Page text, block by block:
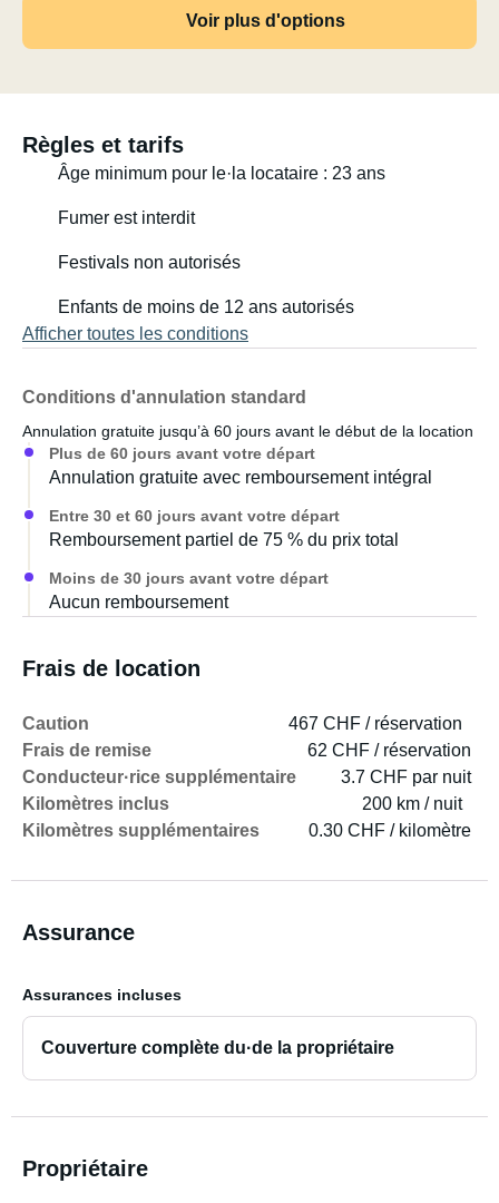
Voir plus d'options
Règles et tarifs
Âge minimum pour le·la locataire : 23 ans
Fumer est interdit
Festivals non autorisés
Enfants de moins de 12 ans autorisés
Afficher toutes les conditions
Conditions d'annulation standard
Annulation gratuite jusqu’à 60 jours avant le début de la location
Plus de 60 jours avant votre départ
Annulation gratuite avec remboursement intégral
Entre 30 et 60 jours avant votre départ
Remboursement partiel de 75 % du prix total
Moins de 30 jours avant votre départ
Aucun remboursement
Frais de location
Caution
467 CHF / réservation
Frais de remise
62 CHF / réservation
Conducteur·rice supplémentaire
3.7 CHF par nuit
Kilomètres inclus
200 km / nuit
Kilomètres supplémentaires
0.30 CHF / kilomètre
Assurance
Assurances incluses
Couverture complète du·de la propriétaire
Propriétaire